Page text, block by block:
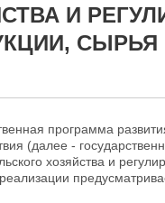
И
программа
(далее -
хозяйства и